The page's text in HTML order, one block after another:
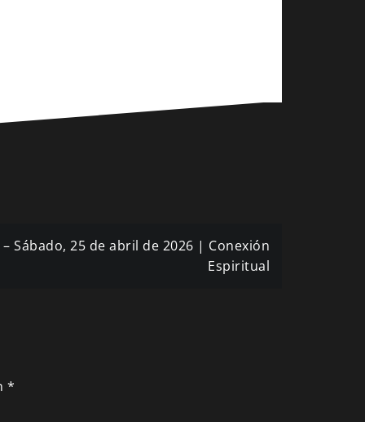
Sábado, 25 de abril de 2026 | Conexión
Espiritual
*